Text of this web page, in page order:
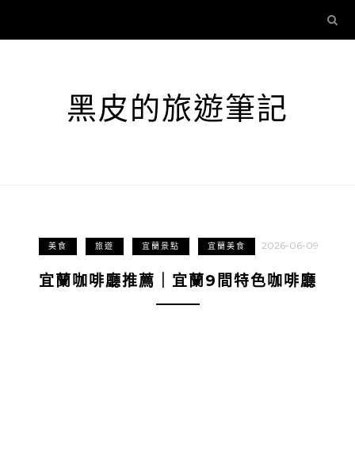
黑皮的旅遊筆記
美食 旅遊 宜蘭景點 宜蘭美食 2026-06-09
宜蘭咖啡廳推薦｜宜蘭9間特色咖啡廳